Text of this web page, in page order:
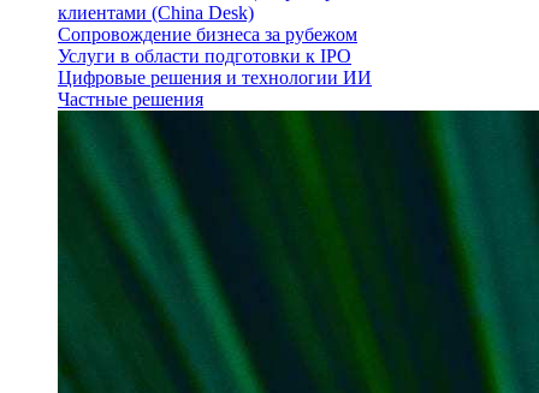
клиентами (China Desk)
Сопровождение бизнеса за рубежом
Услуги в области подготовки к IPO
Цифровые решения и технологии ИИ
Частные решения